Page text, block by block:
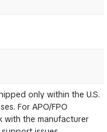
Germany
PRO
only within the U.S.
For APO/FPO
with the manufacturer